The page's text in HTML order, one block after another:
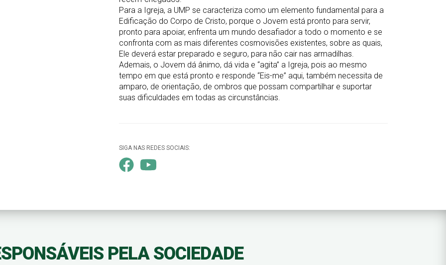
Para a Igreja, a UMP se caracteriza como um elemento fundamental para a
Edificação do Corpo de Cristo, porque o Jovem está pronto para servir,
pronto para apoiar, enfrenta um mundo desafiador a todo o momento e se
confronta com as mais diferentes cosmovisões existentes, sobre as quais,
Ele deverá estar preparado e seguro, para não cair nas armadilhas.
Ademais, o Jovem dá ânimo, dá vida e “agita” a Igreja, pois ao mesmo
tempo em que está pronto e responde “Eis-me” aqui, também necessita de
amparo, de orientação, de ombros que possam compartilhar e suportar
suas dificuldades em todas as circunstâncias.
SIGA NAS REDES SOCIAIS:
PELA SOCIEDADE